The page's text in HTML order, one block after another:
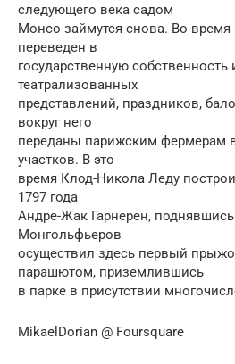
следующего века садом
Монсо займутся снова. Во
переведен в
государственную
театрализованных
представлений, праздников,
вокруг него
переданы парижским фермерам
участков. В это
время Клод-Николa Леду
1797 года
Андре-Жак Гарнерен,
Монгольфьеров
осуществил здесь первый
парашютом, приземлившись
в парке в присутствии
MikaelDorian @ Foursquare